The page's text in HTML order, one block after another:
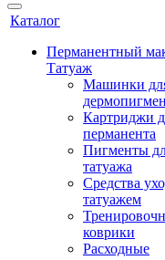
Каталог
Перманентный
Татуаж
Машинки
Картриджи
перманента
Пигменты
татуажа
Средства
татуажем
коврики
Расходные